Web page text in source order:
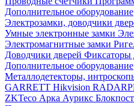
Дополнительное оборудование
Электрозамки, доводчики
Умные электронные замки
Электромагнитные замки
Доводчики дверей Фиксаторы
Дополнительное оборудование
Металлодетекторы,
GARRETT Hikvision
ZKTeco Арка Аурикс Блокпост